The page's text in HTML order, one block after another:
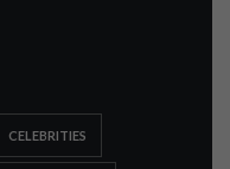
CELEBRITIES